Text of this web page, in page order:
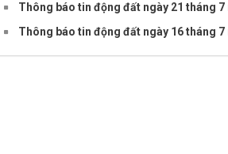
Thông báo tin động đất ngày 21 tháng 7
Thông báo tin động đất ngày 16 tháng 7